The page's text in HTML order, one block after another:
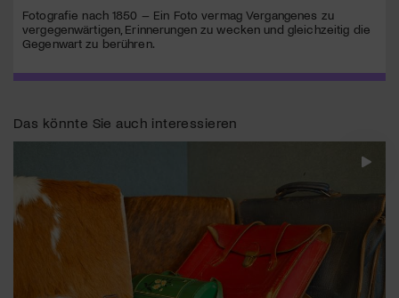
Fotografie nach 1850 – Ein Foto vermag Vergangenes zu
vergegenwärtigen, Erinnerungen zu wecken und gleichzeitig die
Gegenwart zu berühren.
Das könnte Sie auch interessieren